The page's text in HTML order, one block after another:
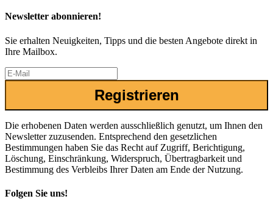
Newsletter abonnieren!
Sie erhalten Neuigkeiten, Tipps und die besten Angebote direkt in
Ihre Mailbox.
Registrieren
Die erhobenen Daten werden ausschließlich genutzt, um Ihnen den
Newsletter zuzusenden. Entsprechend den gesetzlichen
Bestimmungen haben Sie das Recht auf Zugriff, Berichtigung,
Löschung, Einschränkung, Widerspruch, Übertragbarkeit und
Bestimmung des Verbleibs Ihrer Daten am Ende der Nutzung.
Folgen Sie uns!